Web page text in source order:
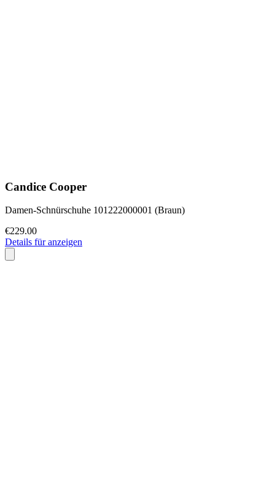
Candice Cooper
Damen-Schnürschuhe 101222000001 (Braun)
€229.00
Details für anzeigen